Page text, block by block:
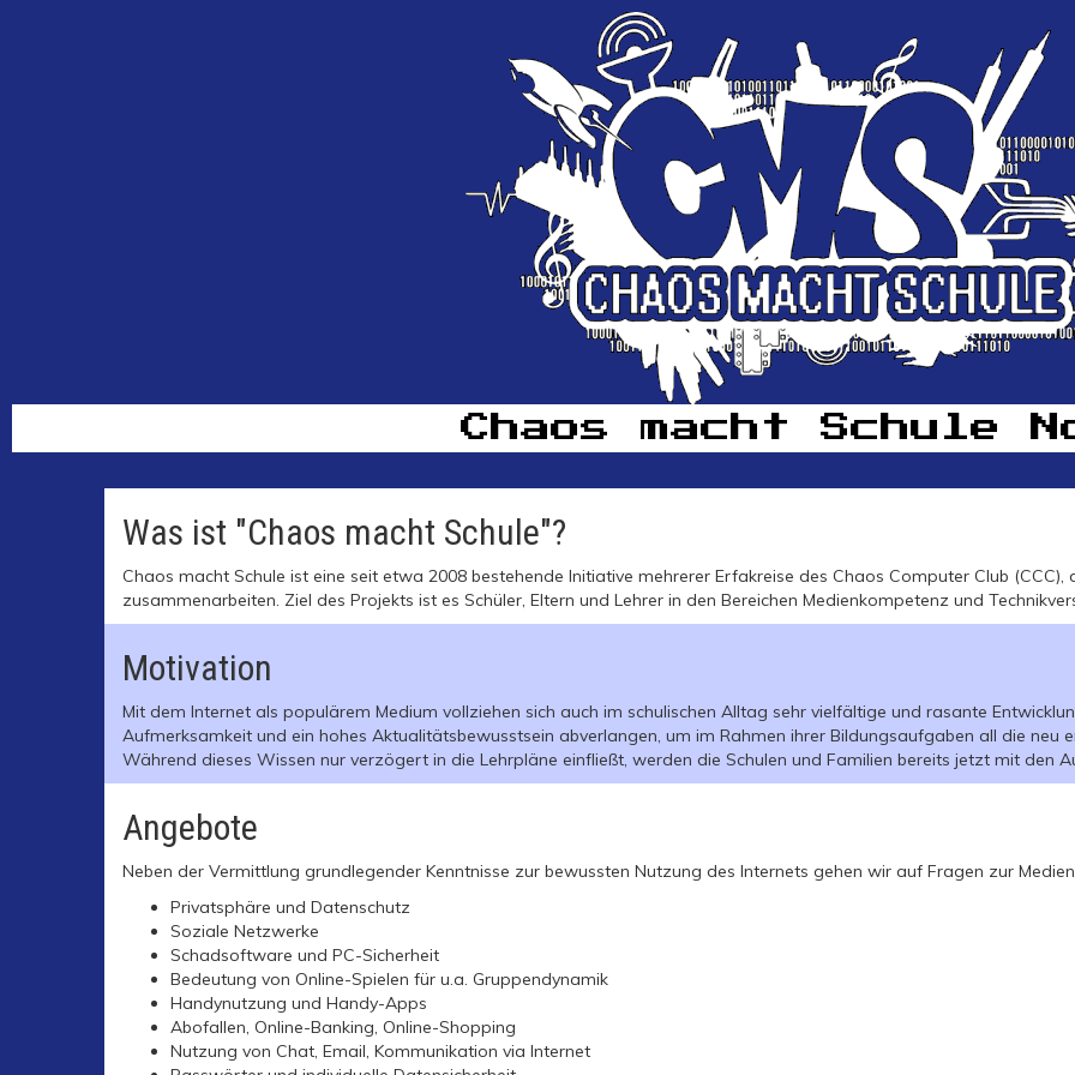
Chaos macht Schule
Was ist "Chaos macht Schule"?
Chaos macht Schule ist eine seit etwa 2008 bestehende Initiative mehrerer Erfakreise des Chaos Computer Club
zusammenarbeiten. Ziel des Projekts ist es Schüler, Eltern und Lehrer in den Bereichen Medienkompetenz und
Motivation
Mit dem Internet als populärem Medium vollziehen sich auch im schulischen Alltag sehr vielfältige und rasante
Aufmerksamkeit und ein hohes Aktualitätsbewusstsein abverlangen, um im Rahmen ihrer Bildungsaufgaben all die
Während dieses Wissen nur verzögert in die Lehrpläne einfließt, werden die Schulen und Familien bereits jetzt mit den
Angebote
Neben der Vermittlung grundlegender Kenntnisse zur bewussten Nutzung des Internets gehen wir auf Fragen zur
Privatsphäre und Datenschutz
Soziale Netzwerke
Schadsoftware und PC-Sicherheit
Bedeutung von Online-Spielen für u.a. Gruppendynamik
Handynutzung und Handy-Apps
Abofallen, Online-Banking, Online-Shopping
Nutzung von Chat, Email, Kommunikation via Internet